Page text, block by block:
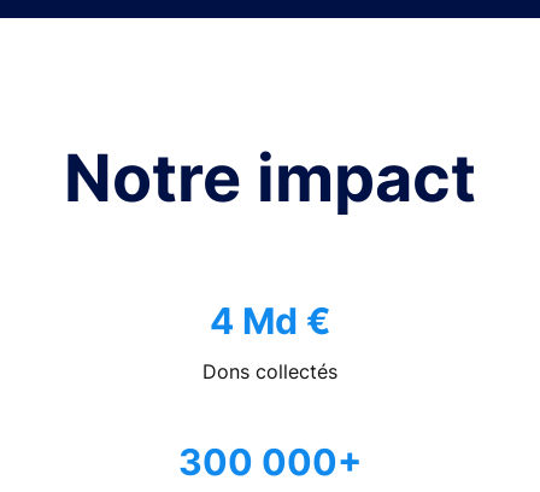
Notre impact
4 Md €
Dons collectés
300 000+